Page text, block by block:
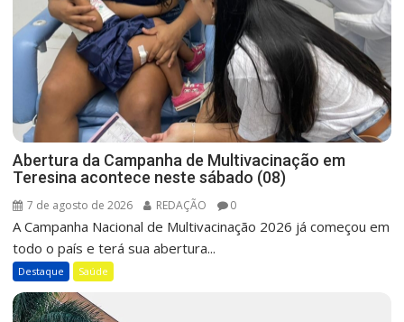
Abertura da Campanha de Multivacinação em
Teresina acontece neste sábado (08)
7 de agosto de 2026 REDAÇÃO 0
A Campanha Nacional de Multivacinação 2026 já começou em
todo o país e terá sua abertura...
Destaque Saúde